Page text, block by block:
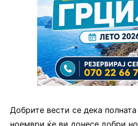
Добрите вести се дека